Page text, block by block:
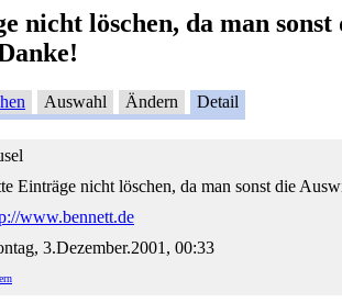
nicht löschen, da man
Auswahl Ändern Detail
Einträge nicht löschen, da man sonst die
www.bennett.de
3.Dezember.2001, 00:33